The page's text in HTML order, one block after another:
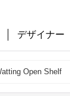
デザイナー
Open Shelf